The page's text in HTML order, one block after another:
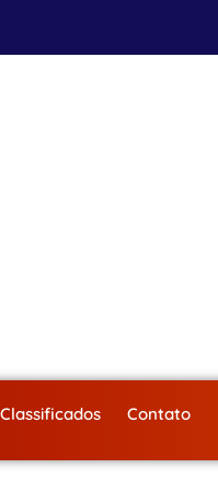
Classificados Contato